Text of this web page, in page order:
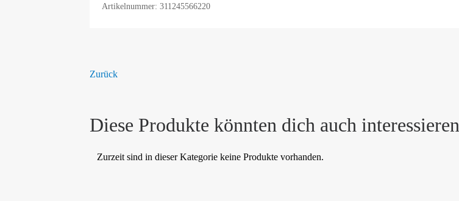
Artikelnummer: 311245566220
Zurück
Diese Produkte könnten dich auch interessieren
Zurzeit sind in dieser Kategorie keine Produkte vorhanden.